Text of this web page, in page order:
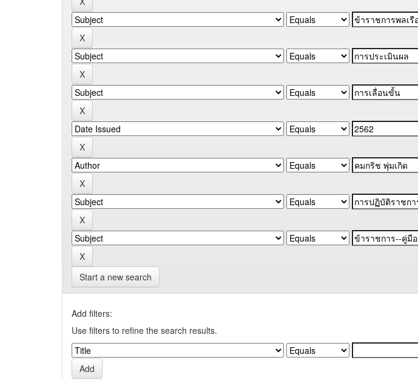
Start a new search
Add filters:
Use filters to refine the search results.